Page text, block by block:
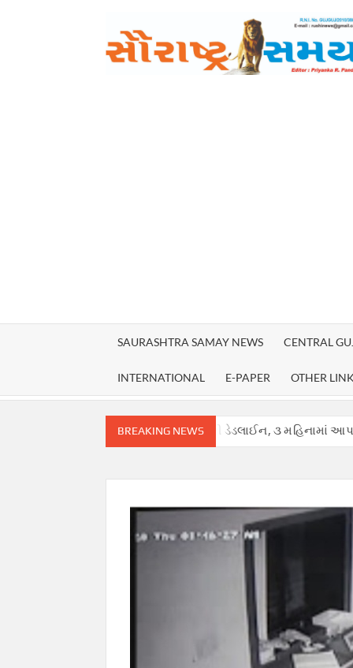
SAURASHTRA SAMAY NEWS CENTRAL
INTERNATIONAL E-PAPER OTHER
BREAKING NEWS
કોર્ટે હાઈકોર્ટ માટે નક્કી કરી ડેડલાઈન, ૩ મહિનામાં આપવો પડશે